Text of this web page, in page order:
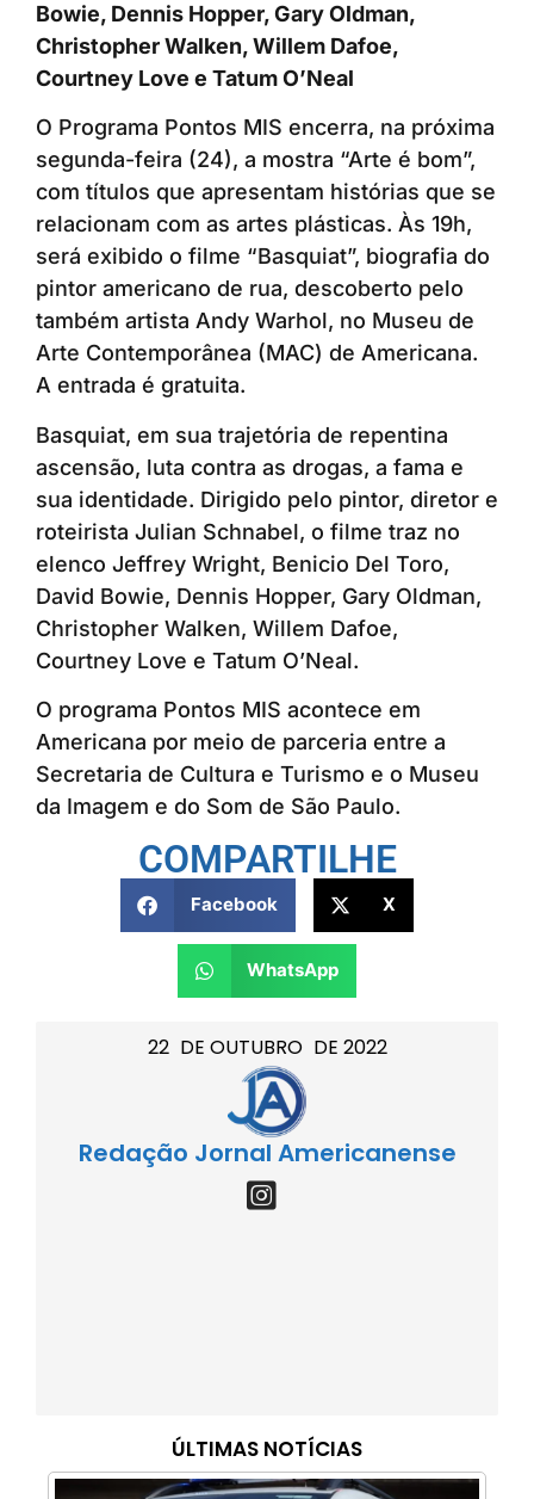
22 DE OUTUBRO DE 2022
Redação Jornal Americanense
ÚLTIMAS NOTÍCIAS
Bowie, Dennis Hopper, Gary Oldman,
Christopher Walken, Willem Dafoe,
Courtney Love e Tatum O’Neal
O Programa Pontos MIS encerra, na próxima
segunda-feira (24), a mostra “Arte é bom”,
com títulos que apresentam histórias que se
relacionam com as artes plásticas. Às 19h,
será exibido o filme “Basquiat”, biografia do
pintor americano de rua, descoberto pelo
também artista Andy Warhol, no Museu de
Arte Contemporânea (MAC) de Americana.
A entrada é gratuita.
Basquiat, em sua trajetória de repentina
ascensão, luta contra as drogas, a fama e
sua identidade. Dirigido pelo pintor, diretor e
roteirista Julian Schnabel, o filme traz no
elenco Jeffrey Wright, Benicio Del Toro,
David Bowie, Dennis Hopper, Gary Oldman,
Christopher Walken, Willem Dafoe,
Courtney Love e Tatum O’Neal.
O programa Pontos MIS acontece em
Americana por meio de parceria entre a
Secretaria de Cultura e Turismo e o Museu
da Imagem e do Som de São Paulo.
COMPARTILHE
Facebook X
WhatsApp